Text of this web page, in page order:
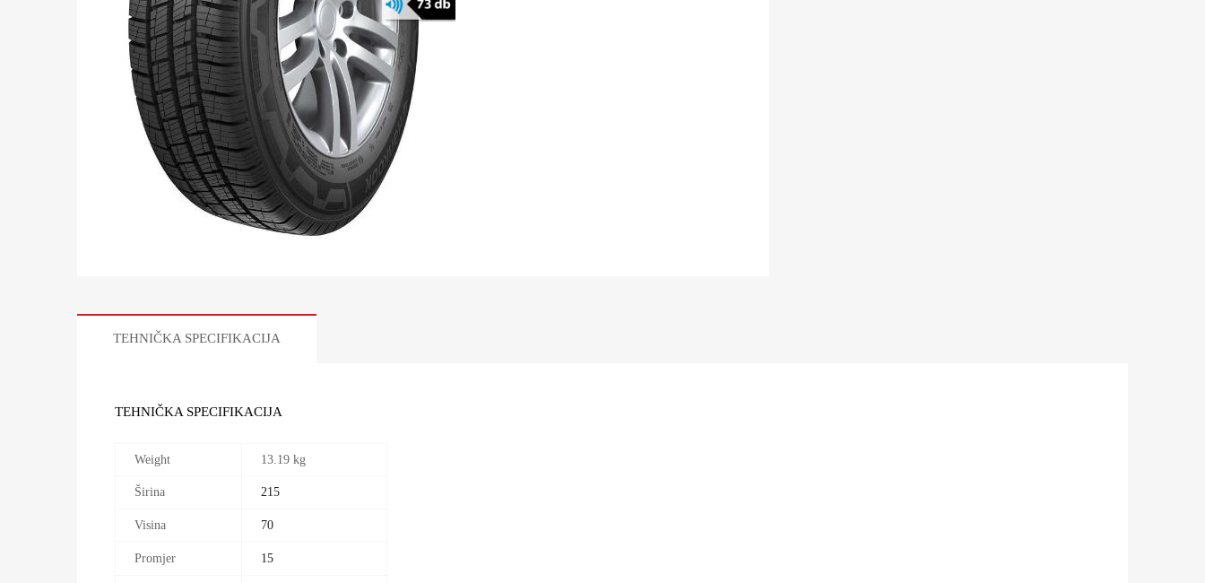
TEHNIČKA SPECIFIKACIJA
TEHNIČKA SPECIFIKACIJA
Weight 13.19 kg
Širina 215
Visina 70
Promjer 15